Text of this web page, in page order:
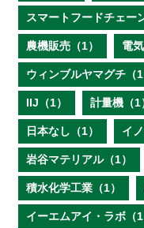
スマートフードチェー
農機販売（1） 電
ウィンブルヤマグチ（1
IIJ（1） 計量機（1
日本なし（1） イ
岩谷マテリアル（1）
積水化学工業（1）
イーエムアイ・ラボ（1